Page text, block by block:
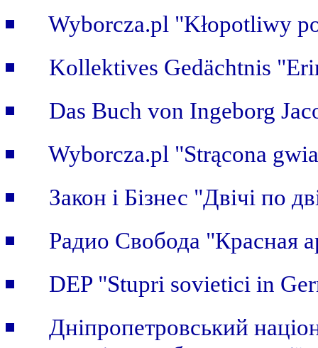
Wyborcza.pl "Kłopotliwy
Kollektives Gedächtnis
Das Buch von Ingeborg
Wyborcza.pl "Strącona
Закон i Бiзнес "Двічі по
Радио Свобода "Красная
DEP "Stupri sovietici in
Дніпропетровський